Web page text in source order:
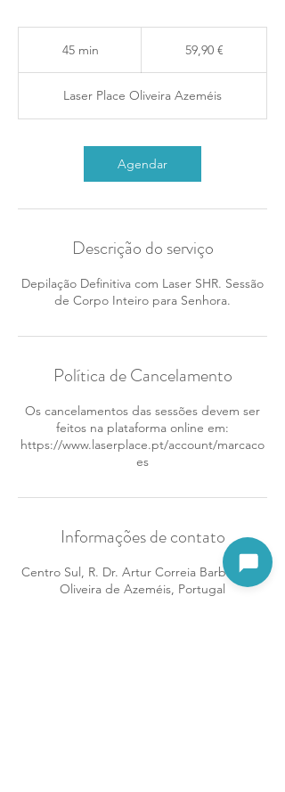
45 min
i
n
59,90 €
Laser Place Oliveira Azeméis
Agendar
Descrição do serviço
Depilação Definitiva com Laser SHR. Sessão
Política de Cancelamento
Os cancelamentos das sessões devem ser
feitos na plataforma online em:
https://www.laserplace.pt/account/marcaco
es
Informações de contato
Centro Sul, R. Dr. Artur Correia Barbosa 40,
Oliveira de Azeméis, Portugal
Abrir